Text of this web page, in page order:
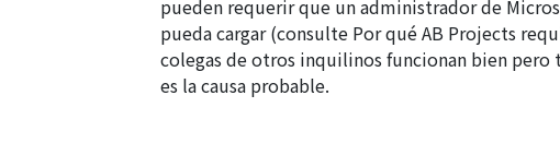
pueden requerir que un administrador de
pueda cargar (consulte Por qué AB Projects
colegas de otros inquilinos funcionan bien pero
es la causa probable.